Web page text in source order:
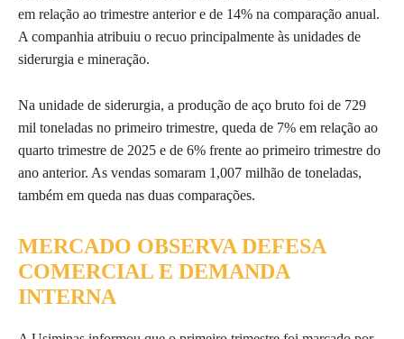
em relação ao trimestre anterior e de 14% na comparação anual.
A companhia atribuiu o recuo principalmente às unidades de
siderurgia e mineração.
Na unidade de siderurgia, a produção de aço bruto foi de 729
mil toneladas no primeiro trimestre, queda de 7% em relação ao
quarto trimestre de 2025 e de 6% frente ao primeiro trimestre do
ano anterior. As vendas somaram 1,007 milhão de toneladas,
também em queda nas duas comparações.
MERCADO OBSERVA DEFESA
COMERCIAL E DEMANDA
INTERNA